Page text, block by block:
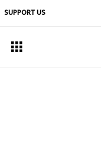
SUPPORT US